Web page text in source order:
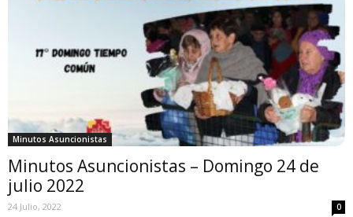
Minutos Asuncionistas
Minutos Asuncionistas – Domingo 24 de
julio 2022
24 Julio, 2022 0